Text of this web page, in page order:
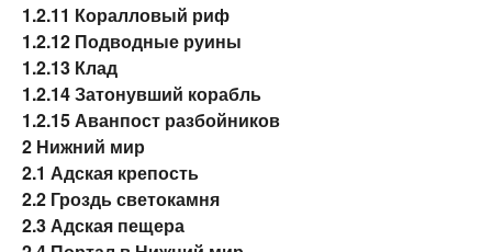
1.2.11 Коралловый риф
1.2.12 Подводные руины
1.2.13 Клад
1.2.14Затонувший корабль
1.2.15Аванпост разбойников
2 Нижний мир
2.1 Адская крепость
2.2 Гроздь светокамня
2.3Адская пещера